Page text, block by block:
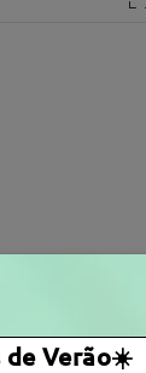
de Verão☀️